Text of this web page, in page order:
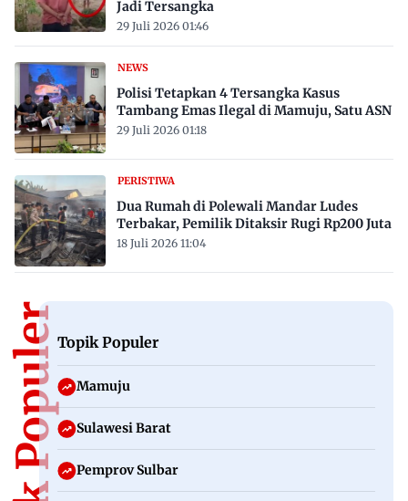
Jadi Tersangka
29 Juli 2026 01:46
NEWS
Polisi Tetapkan 4 Tersangka Kasus
Tambang Emas Ilegal di Mamuju, Satu ASN
29 Juli 2026 01:18
PERISTIWA
Dua Rumah di Polewali Mandar Ludes
Terbakar, Pemilik Ditaksir Rugi Rp200 Juta
18 Juli 2026 11:04
Topik Populer
Mamuju
Sulawesi Barat
Pemprov Sulbar